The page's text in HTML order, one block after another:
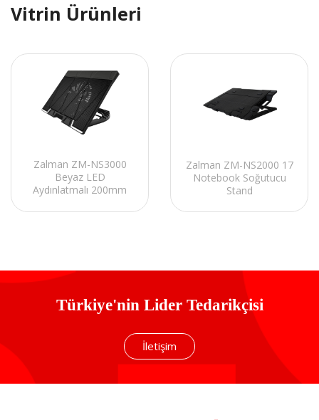
Vitrin Ürünleri
Zalman ZM-NS3000
Beyaz LED
Aydınlatmalı 200mm
Soğutucu Stand
Zalman ZM-NS2000 17
Notebook Soğutucu
Stand
Türkiye'nin Lider Tedarikçisi
İletişim